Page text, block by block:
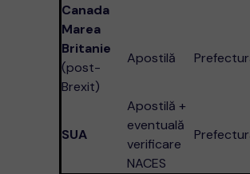
Canada
Marea
Britanie
(post-
Brexit)
Apostilă
SUA
Apostilă +
eventuală
verificare
NACES